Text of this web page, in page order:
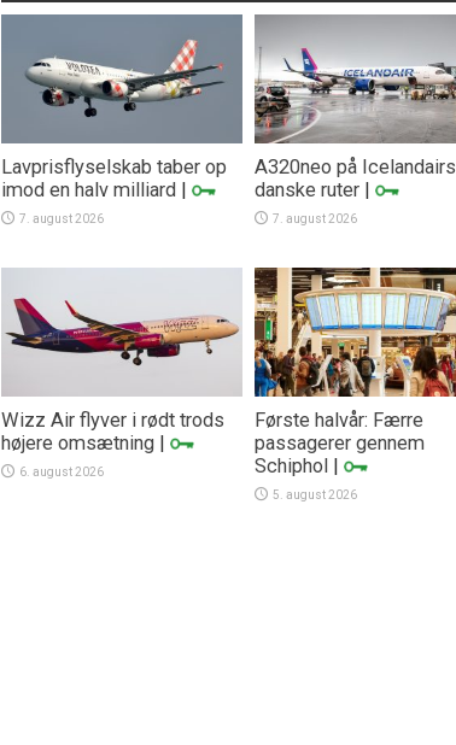
Lavprisflyselskab taber op
imod en halv milliard |
7. august 2026
A320neo på Icelandairs
danske ruter |
7. august 2026
Wizz Air flyver i rødt trods
højere omsætning |
6. august 2026
Første halvår: Færre
passagerer gennem
Schiphol |
5. august 2026